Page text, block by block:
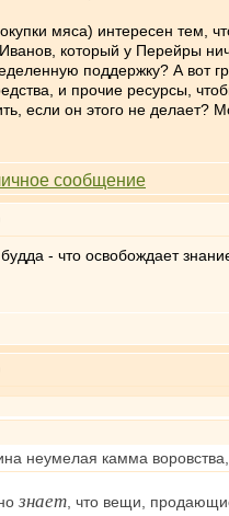
мяса) интересен тем,
который у Перейры
поддержку? А вот
и прочие ресурсы,
если он этого не
- что освобождает
неумелая камма
знает , что вещи,